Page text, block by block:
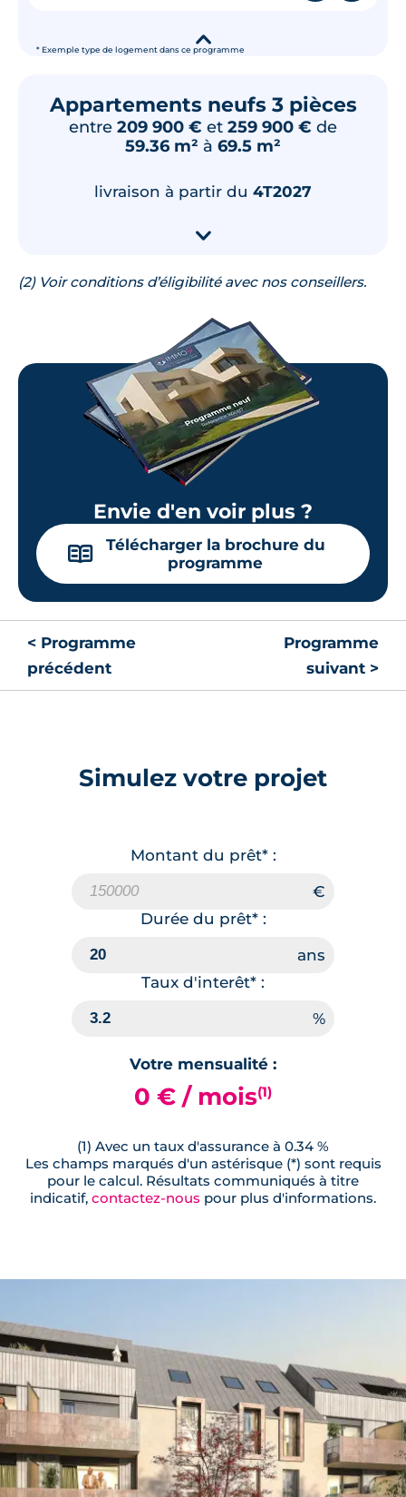
* Exemple type de logement dans ce programme
▾
Appartements neufs 3 pièces
entre 209 900 € et 259 900 € de
59.36 m² à 69.5 m²
livraison à partir du 4T2027
▾
(2) Voir conditions d’éligibilité avec nos conseillers.
Envie d'en voir plus ?
📖
Télécharger la brochure du
programme
< Programme
précédent
Programme
suivant >
Simulez votre projet
Montant du prêt* :
Durée du prêt* :
Taux d'interêt* :
Votre mensualité :
0 € / mois(1)
(1) Avec un taux d'assurance à 0.34 %
Les champs marqués d'un astérisque (*) sont requis
pour le calcul. Résultats communiqués à titre
indicatif, contactez-nous pour plus d'informations.